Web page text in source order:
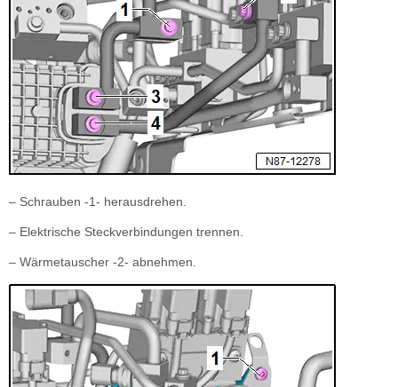
– Schrauben -1- herausdrehen.
– Elektrische Steckverbindungen trennen.
– Wärmetauscher -2- abnehmen.